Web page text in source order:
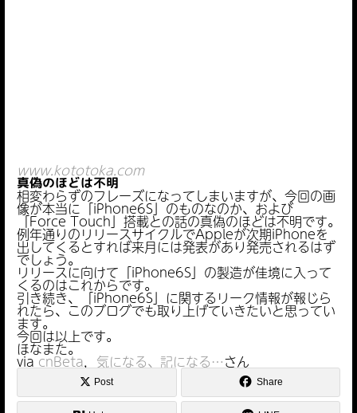
www.kototoka.com
真偽のほどは不明
相変わらずのフレーズになってしまいますが、今回の画
像が本当に「iPhone6S」のものなのか、および
「Force Touch」搭載との話の真偽のほどは不明です。
例年通りのリリースサイクルでAppleが次期iPhoneを
出してくるとすれば来月には発表があり発売されるはず
でしょう。
リリースに向けて「iPhone6S」の製造が佳境に入って
くるのはこれからです。
引き続き、「iPhone6S」に関するリーク情報が報じら
れたら、このブログでも取り上げていきたいと思ってい
ます。
今回は以上です。
ほなまた。
viacnBeta， 気になる、記になる…さん
Post Share